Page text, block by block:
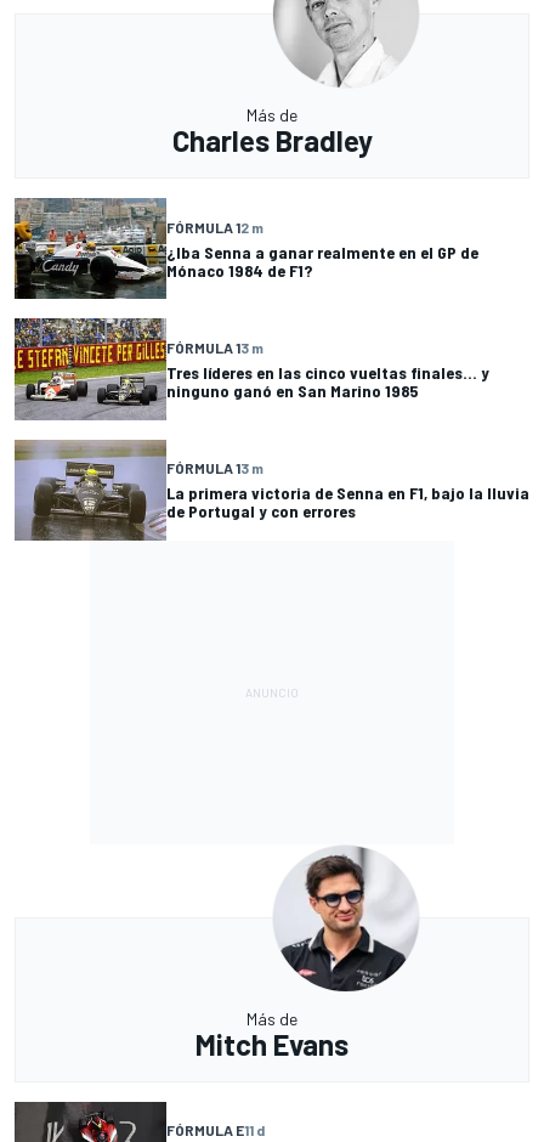
Más de
Charles Bradley
FÓRMULA 12 m
¿Iba Senna a ganar realmente en el GP de
Mónaco 1984 de F1?
FÓRMULA 13 m
Tres líderes en las cinco vueltas finales... y
ninguno ganó en San Marino 1985
FÓRMULA 13 m
La primera victoria de Senna en F1, bajo la lluvia
de Portugal y con errores
Más de
Mitch Evans
FÓRMULA E11 d